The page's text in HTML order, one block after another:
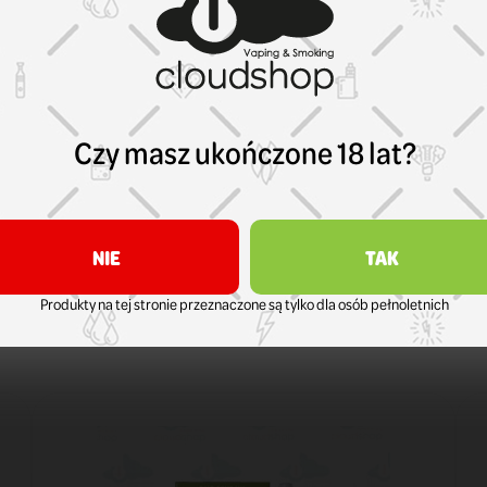
ZAKUPILI TEN PRODUKT
Czy masz ukończone 18 lat?
NIE TAK
Produkty na tej stronie przeznaczone są tylko dla osób pełnoletnich